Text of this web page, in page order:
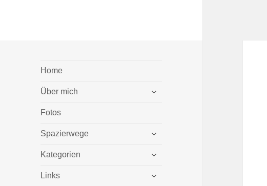
Home
Über mich
untermenü
Fotos
Spazierwege
untermenü
Kategorien
untermenü
Links
untermenü